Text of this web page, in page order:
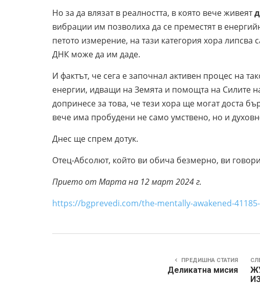
Но за да влязат в реалността, в която вече живеят
вибрации им позволиха да се преместят в
петото измерение, на тази категория хора липсва
ДНК може да им даде.
И фактът, че сега е започнал активен процес на
енергии, идващи на Земята и помощта на Силите
допринесе за това, че тези хора ще могат доста
вече има пробудени не само умствено, но и
Днес ще спрем дотук.
Отец-Абсолют, който ви обича безмерно, ви говори
Прието от Марта на 12 март 2024 г.
https://bgprevedi.com/the-mentally-awakened-
ПРЕДИШНА СТАТИЯ
Деликатна мисия